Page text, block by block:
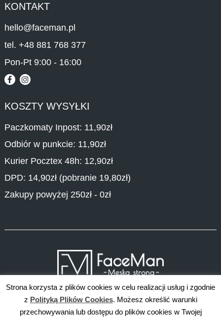
KONTAKT
hello@faceman.pl
tel. +48 881 768 377
Pon-Pt 9:00 - 16:00
KOSZTY WYSYŁKI
Paczkomaty Inpost: 11,90zł
Odbiór w punkcie: 11,90zł
Kurier Pocztex 48h: 12,90zł
DPD: 14,90zł (pobranie 19,80zł)
Zakupy powyżej 250zł - 0zł
Strona korzysta z plików cookies w celu realizacji usług i zgodnie
z Polityką Plików Cookies. Możesz określić warunki
przechowywania lub dostępu do plików cookies w Twojej